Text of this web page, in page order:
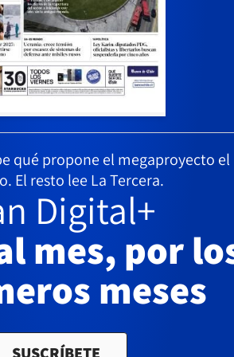
qué propone el megaproyecto el
El resto lee La Tercera.
Digital+
mes, por
meses